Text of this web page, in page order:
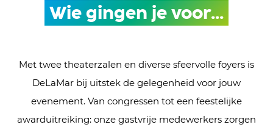
Wie gingen je voor...
Met twee theaterzalen en diverse sfeervolle foyers is
DeLaMar bij uitstek de gelegenheid voor jouw
evenement. Van congressen tot een feestelijke
awarduitreiking: onze gastvrije medewerkers zorgen